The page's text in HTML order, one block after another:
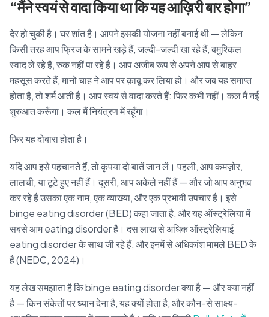
Book Appointment
“मैंने स्वयं से वादा किया था कि यह आख़िरी बार होगा”
देर हो चुकी है। घर शांत है। आपने इसकी योजना नहीं बनाई थी — लेकिन
किसी तरह आप फ्रिज के सामने खड़े हैं, जल्दी-जल्दी खा रहे हैं, बमुश्किल
स्वाद ले रहे हैं, रुक नहीं पा रहे हैं। आप अजीब रूप से अपने आप से बाहर
महसूस करते हैं, मानो चाह ने आप पर क़ाबू कर लिया हो। और जब यह समाप्त
होता है, तो शर्म आती है। आप स्वयं से वादा करते हैं: फिर कभी नहीं। कल मैं नई
शुरुआत करूँगा। कल मैं नियंत्रण में रहूँगा।
फिर यह दोबारा होता है।
यदि आप इसे पहचानते हैं, तो कृपया दो बातें जान लें। पहली, आप कमज़ोर,
लालची, या टूटे हुए नहीं हैं। दूसरी, आप अकेले नहीं हैं — और जो आप अनुभव
कर रहे हैं उसका एक नाम, एक व्याख्या, और एक प्रभावी उपचार है। इसे
binge eating disorder (BED) कहा जाता है, और यह ऑस्ट्रेलिया में
सबसे आम eating disorder है। दस लाख से अधिक ऑस्ट्रेलियाई
eating disorder के साथ जी रहे हैं, और इनमें से अधिकांश मामले BED के
हैं (NEDC, 2024)।
यह लेख समझाता है कि binge eating disorder क्या है — और क्या नहीं
है — किन संकेतों पर ध्यान देना है, यह क्यों होता है, और कौन-से साक्ष्य-